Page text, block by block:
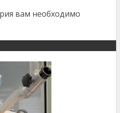
вам необходимо